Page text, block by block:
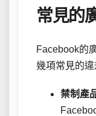
常見的
Facebook的
幾項常見的違
禁制產